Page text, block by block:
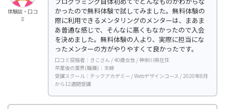
体験談・口コ
ミ
かったので無料体験で試してみました。無料体験の
際に利用できるメンタリングのメンターは、まあま
あ普通な感じで、そんなに悪くもなかったので入会
を決めました。無料体験の人より、実際に担当にな
ったメンターの方がやりやすくて良かったです。
口コミ投稿者：きこさん / 40歳女性 / 神奈川県在住
卒業後の業界(職種)：主婦
受講スクール：テックアカデミー / Webデザインコース / 2020年8月
から12週間受講